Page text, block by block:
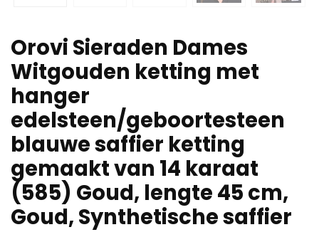
Orovi Sieraden Dames
Witgouden ketting met
hanger
edelsteen/geboortesteen
blauwe saffier ketting
gemaakt van 14 karaat
(585) Goud, lengte 45 cm,
Goud, Synthetische saffier